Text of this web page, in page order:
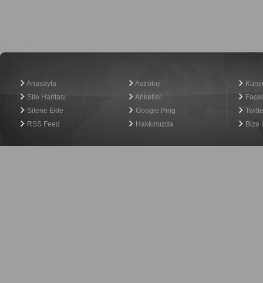
Anasayfa
Site Haritası
Sitene Ekle
RSS Feed
Astroloji
Anketler
Google Ping
Hakkımızda
Bize